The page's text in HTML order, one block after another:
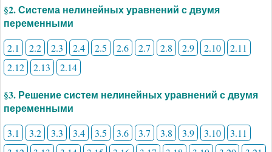
§2. Система нелинейных уравнений с двумя
переменными
2.1 2.2 2.3 2.4 2.5 2.6 2.7 2.8 2.9 2.10
2.11
2.12
2.13 2.14
§3. Решение систем нелинейных уравнений с двумя
переменными
3.1 3.2 3.3 3.4 3.5 3.6 3.7 3.8 3.9 3.10
3.11